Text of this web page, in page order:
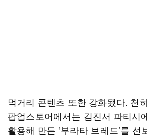
먹거리 콘텐츠 또한 강화됐다. 천
팝업스토어에서는 김진서 파티시
활용해 만든 ‘부라타 브레드’를 선